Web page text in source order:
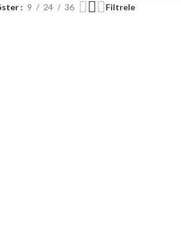
9 24 36 Filtrele